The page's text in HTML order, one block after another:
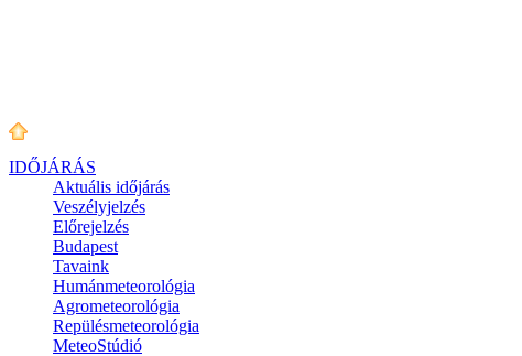
IDŐJÁRÁS
Aktuális időjárás
Veszélyjelzés
Előrejelzés
Budapest
Tavaink
Humánmeteorológia
Agrometeorológia
Repülésmeteorológia
MeteoStúdió